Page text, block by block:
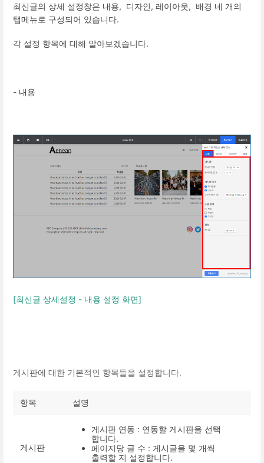
최신글의 상세 설정창은 내용, 디자인, 레이아웃, 배경 네 개의
탭메뉴로 구성되어 있습니다.
각 설정 항목에 대해 알아보겠습니다.
- 내용
[최신글 상세설정 - 내용 설정 화면]
게시판에 대한 기본적인 항목들을 설정합니다.
항목 설명
게시판
게시판 연동 : 연동할 게시판을 선택
합니다.
페이지당 글 수 : 게시글을 몇 개씩
출력할 지 설정합니다.